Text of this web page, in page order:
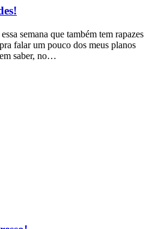
semana que também tem rapazes
falar um pouco dos meus planos
saber, no…